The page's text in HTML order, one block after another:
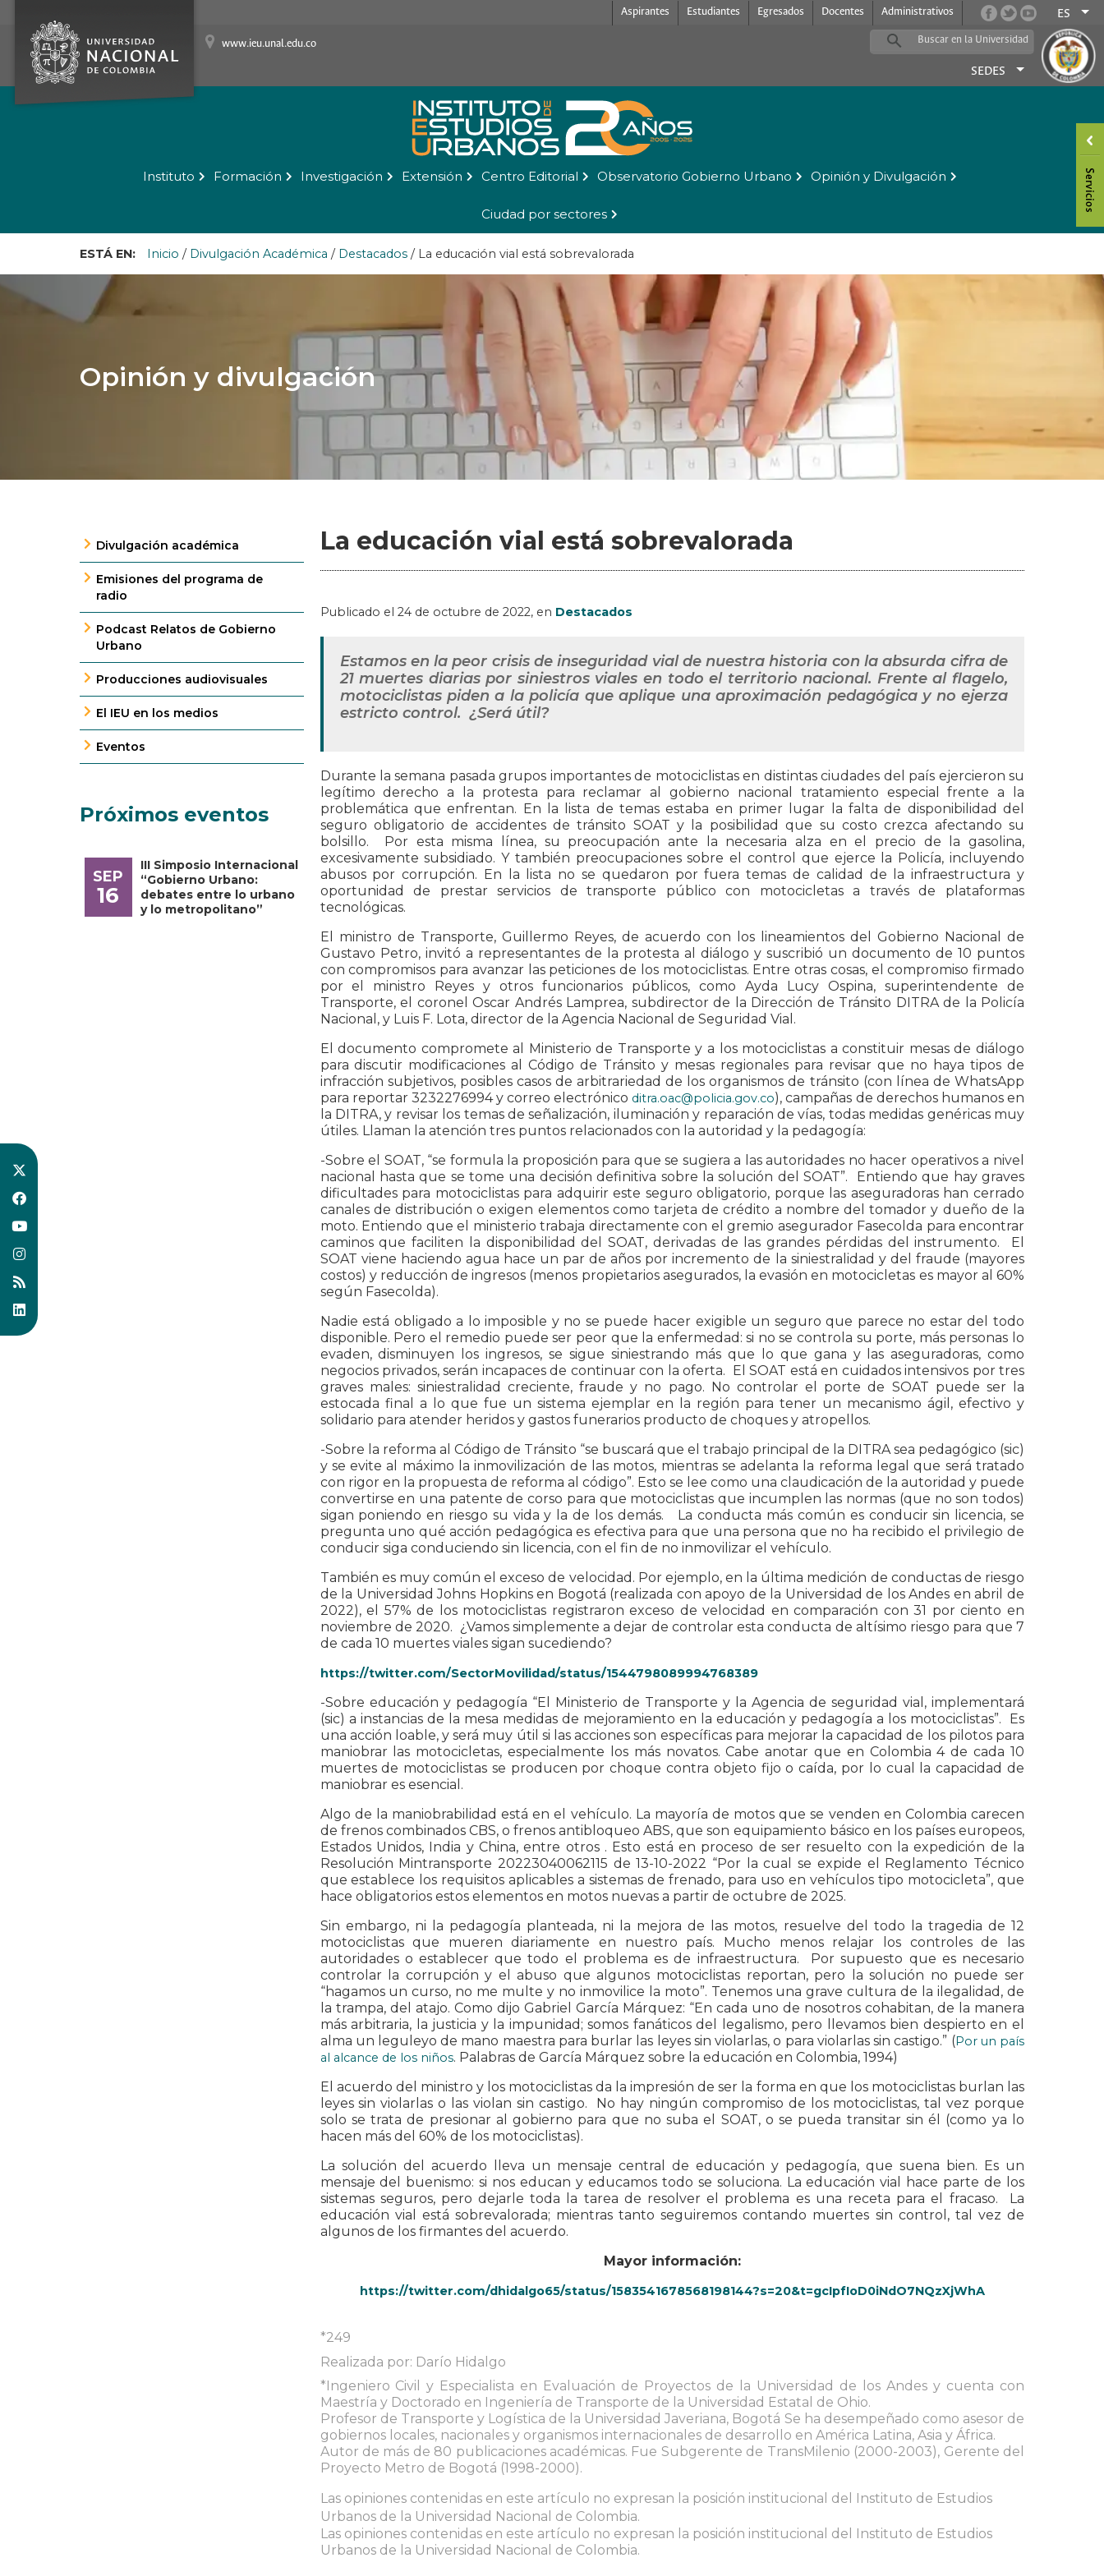
Aspirantes Estudiantes Egresados Docentes Administrativos ES
www.ieu.unal.edu.co
SEDES
Instituto Formación Investigación Extensión Centro Editorial Observatorio Gobierno Urbano Opinión y Divulgación
Ciudad por sectores
ESTÁ EN: Inicio / Divulgación Académica / Destacados / La educación vial está sobrevalorada
Opinión y divulgación
Divulgación académica
Emisiones del programa de
radio
Podcast Relatos de Gobierno
Urbano
Producciones audiovisuales
El IEU en los medios
Eventos
Próximos eventos
SEP
16
III Simposio Internacional
“Gobierno Urbano:
debates entre lo urbano
y lo metropolitano”
La educación vial está sobrevalorada
Publicado el 24 de octubre de 2022, en Destacados
Estamos en la peor crisis de inseguridad vial de nuestra historia con la absurda cifra de
21 muertes diarias por siniestros viales en todo el territorio nacional. Frente al flagelo,
motociclistas piden a la policía que aplique una aproximación pedagógica y no ejerza
estricto control. ¿Será útil?
Durante la semana pasada grupos importantes de motociclistas en distintas ciudades del país ejercieron su
legítimo derecho a la protesta para reclamar al gobierno nacional tratamiento especial frente a la
problemática que enfrentan. En la lista de temas estaba en primer lugar la falta de disponibilidad del
seguro obligatorio de accidentes de tránsito SOAT y la posibilidad que su costo crezca afectando su
bolsillo. Por esta misma línea, su preocupación ante la necesaria alza en el precio de la gasolina,
excesivamente subsidiado. Y también preocupaciones sobre el control que ejerce la Policía, incluyendo
abusos por corrupción. En la lista no se quedaron por fuera temas de calidad de la infraestructura y
oportunidad de prestar servicios de transporte público con motocicletas a través de plataformas
tecnológicas.
El ministro de Transporte, Guillermo Reyes, de acuerdo con los lineamientos del Gobierno Nacional de
Gustavo Petro, invitó a representantes de la protesta al diálogo y suscribió un documento de 10 puntos
con compromisos para avanzar las peticiones de los motociclistas. Entre otras cosas, el compromiso firmado
por el ministro Reyes y otros funcionarios públicos, como Ayda Lucy Ospina, superintendente de
Transporte, el coronel Oscar Andrés Lamprea, subdirector de la Dirección de Tránsito DITRA de la Policía
Nacional, y Luis F. Lota, director de la Agencia Nacional de Seguridad Vial.
El documento compromete al Ministerio de Transporte y a los motociclistas a constituir mesas de diálogo
para discutir modificaciones al Código de Tránsito y mesas regionales para revisar que no haya tipos de
infracción subjetivos, posibles casos de arbitrariedad de los organismos de tránsito (con línea de WhatsApp
para reportar 3232276994 y correo electrónico ditra.oac@policia.gov.co), campañas de derechos humanos en
la DITRA, y revisar los temas de señalización, iluminación y reparación de vías, todas medidas genéricas muy
útiles. Llaman la atención tres puntos relacionados con la autoridad y la pedagogía:
-Sobre el SOAT, “se formula la proposición para que se sugiera a las autoridades no hacer operativos a nivel
nacional hasta que se tome una decisión definitiva sobre la solución del SOAT”. Entiendo que hay graves
dificultades para motociclistas para adquirir este seguro obligatorio, porque las aseguradoras han cerrado
canales de distribución o exigen elementos como tarjeta de crédito a nombre del tomador y dueño de la
moto. Entiendo que el ministerio trabaja directamente con el gremio asegurador Fasecolda para encontrar
caminos que faciliten la disponibilidad del SOAT, derivadas de las grandes pérdidas del instrumento. El
SOAT viene haciendo agua hace un par de años por incremento de la siniestralidad y del fraude (mayores
costos) y reducción de ingresos (menos propietarios asegurados, la evasión en motocicletas es mayor al 60%
según Fasecolda).
Nadie está obligado a lo imposible y no se puede hacer exigible un seguro que parece no estar del todo
disponible. Pero el remedio puede ser peor que la enfermedad: si no se controla su porte, más personas lo
evaden, disminuyen los ingresos, se sigue siniestrando más que lo que gana y las aseguradoras, como
negocios privados, serán incapaces de continuar con la oferta. El SOAT está en cuidados intensivos por tres
graves males: siniestralidad creciente, fraude y no pago. No controlar el porte de SOAT puede ser la
estocada final a lo que fue un sistema ejemplar en la región para tener un mecanismo ágil, efectivo y
solidario para atender heridos y gastos funerarios producto de choques y atropellos.
-Sobre la reforma al Código de Tránsito “se buscará que el trabajo principal de la DITRA sea pedagógico (sic)
y se evite al máximo la inmovilización de las motos, mientras se adelanta la reforma legal que será tratado
con rigor en la propuesta de reforma al código”. Esto se lee como una claudicación de la autoridad y puede
convertirse en una patente de corso para que motociclistas que incumplen las normas (que no son todos)
sigan poniendo en riesgo su vida y la de los demás. La conducta más común es conducir sin licencia, se
pregunta uno qué acción pedagógica es efectiva para que una persona que no ha recibido el privilegio de
conducir siga conduciendo sin licencia, con el fin de no inmovilizar el vehículo.
También es muy común el exceso de velocidad. Por ejemplo, en la última medición de conductas de riesgo
de la Universidad Johns Hopkins en Bogotá (realizada con apoyo de la Universidad de los Andes en abril de
2022), el 57% de los motociclistas registraron exceso de velocidad en comparación con 31 por ciento en
noviembre de 2020. ¿Vamos simplemente a dejar de controlar esta conducta de altísimo riesgo para que 7
de cada 10 muertes viales sigan sucediendo?
https://twitter.com/SectorMovilidad/status/1544798089994768389
-Sobre educación y pedagogía “El Ministerio de Transporte y la Agencia de seguridad vial, implementará
(sic) a instancias de la mesa medidas de mejoramiento en la educación y pedagogía a los motociclistas”. Es
una acción loable, y será muy útil si las acciones son específicas para mejorar la capacidad de los pilotos para
maniobrar las motocicletas, especialmente los más novatos. Cabe anotar que en Colombia 4 de cada 10
muertes de motociclistas se producen por choque contra objeto fijo o caída, por lo cual la capacidad de
maniobrar es esencial.
Algo de la maniobrabilidad está en el vehículo. La mayoría de motos que se venden en Colombia carecen
de frenos combinados CBS, o frenos antibloqueo ABS, que son equipamiento básico en los países europeos,
Estados Unidos, India y China, entre otros . Esto está en proceso de ser resuelto con la expedición de la
Resolución Mintransporte 20223040062115 de 13-10-2022 “Por la cual se expide el Reglamento Técnico
que establece los requisitos aplicables a sistemas de frenado, para uso en vehículos tipo motocicleta”, que
hace obligatorios estos elementos en motos nuevas a partir de octubre de 2025.
Sin embargo, ni la pedagogía planteada, ni la mejora de las motos, resuelve del todo la tragedia de 12
motociclistas que mueren diariamente en nuestro país. Mucho menos relajar los controles de las
autoridades o establecer que todo el problema es de infraestructura. Por supuesto que es necesario
controlar la corrupción y el abuso que algunos motociclistas reportan, pero la solución no puede ser
“hagamos un curso, no me multe y no inmovilice la moto”. Tenemos una grave cultura de la ilegalidad, de
la trampa, del atajo. Como dijo Gabriel García Márquez: “En cada uno de nosotros cohabitan, de la manera
más arbitraria, la justicia y la impunidad; somos fanáticos del legalismo, pero llevamos bien despierto en el
alma un leguleyo de mano maestra para burlar las leyes sin violarlas, o para violarlas sin castigo.” (Por un país
al alcance de los niños. Palabras de García Márquez sobre la educación en Colombia, 1994)
El acuerdo del ministro y los motociclistas da la impresión de ser la forma en que los motociclistas burlan las
leyes sin violarlas o las violan sin castigo. No hay ningún compromiso de los motociclistas, tal vez porque
solo se trata de presionar al gobierno para que no suba el SOAT, o se pueda transitar sin él (como ya lo
hacen más del 60% de los motociclistas).
La solución del acuerdo lleva un mensaje central de educación y pedagogía, que suena bien. Es un
mensaje del buenismo: si nos educan y educamos todo se soluciona. La educación vial hace parte de los
sistemas seguros, pero dejarle toda la tarea de resolver el problema es una receta para el fracaso. La
educación vial está sobrevalorada; mientras tanto seguiremos contando muertes sin control, tal vez de
algunos de los firmantes del acuerdo.
Mayor información:
https://twitter.com/dhidalgo65/status/1583541678568198144?s=20&t=gcIpfIoD0iNdO7NQzXjWhA
*249
Realizada por: Darío Hidalgo
*Ingeniero Civil y Especialista en Evaluación de Proyectos de la Universidad de los Andes y cuenta con
Maestría y Doctorado en Ingeniería de Transporte de la Universidad Estatal de Ohio.
Profesor de Transporte y Logística de la Universidad Javeriana, Bogotá Se ha desempeñado como asesor de
gobiernos locales, nacionales y organismos internacionales de desarrollo en América Latina, Asia y África.
Autor de más de 80 publicaciones académicas. Fue Subgerente de TransMilenio (2000-2003), Gerente del
Proyecto Metro de Bogotá (1998-2000).
Las opiniones contenidas en este artículo no expresan la posición institucional del Instituto de Estudios
Urbanos de la Universidad Nacional de Colombia.
Las opiniones contenidas en este artículo no expresan la posición institucional del Instituto de Estudios
Urbanos de la Universidad Nacional de Colombia.